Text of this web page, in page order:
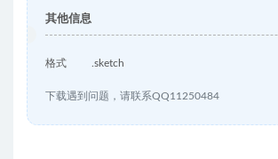
其他信息
格式 .sketch
下载遇到问题，请联系QQ11250484